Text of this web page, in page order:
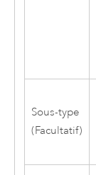
Sous-type
(Facultatif)